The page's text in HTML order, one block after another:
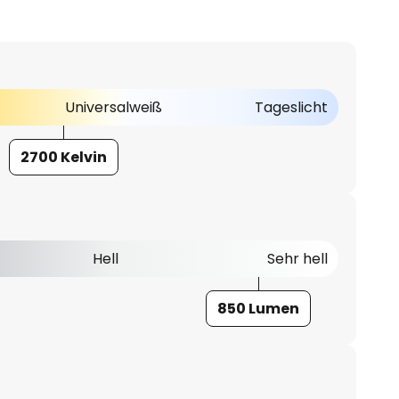
Universalweiß Tageslicht
2700 Kelvin
Hell Sehr hell
850 Lumen